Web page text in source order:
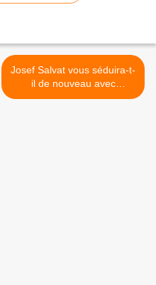
Josef Salvat vous séduira-t-
il de nouveau avec
Paradise ? >